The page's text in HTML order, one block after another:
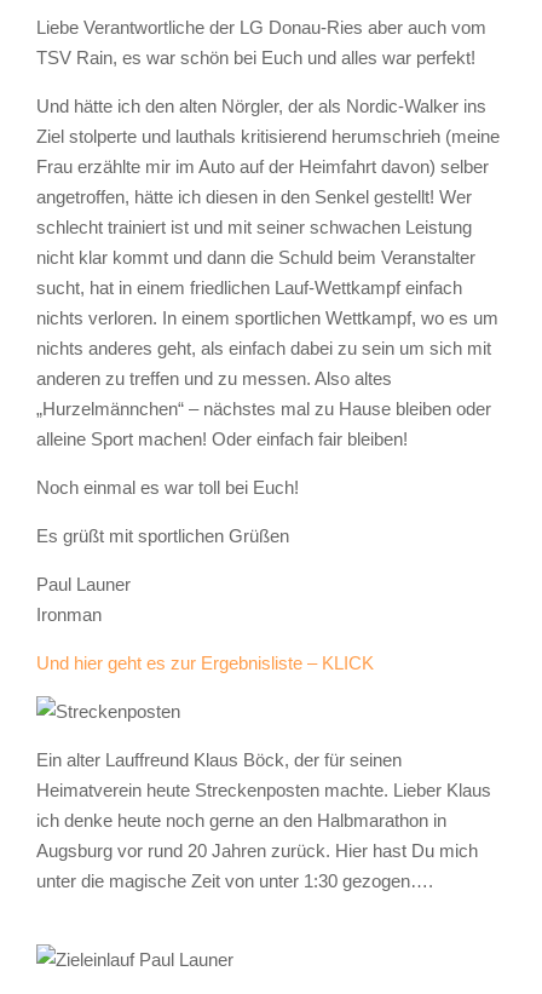
Liebe Verantwortliche der LG Donau-Ries aber auch vom
TSV Rain, es war schön bei Euch und alles war perfekt!
Und hätte ich den alten Nörgler, der als Nordic-Walker ins
Ziel stolperte und lauthals kritisierend herumschrieh (meine
Frau erzählte mir im Auto auf der Heimfahrt davon) selber
angetroffen, hätte ich diesen in den Senkel gestellt! Wer
schlecht trainiert ist und mit seiner schwachen Leistung
nicht klar kommt und dann die Schuld beim Veranstalter
sucht, hat in einem friedlichen Lauf-Wettkampf einfach
nichts verloren. In einem sportlichen Wettkampf, wo es um
nichts anderes geht, als einfach dabei zu sein um sich mit
anderen zu treffen und zu messen. Also altes
„Hurzelmännchen“ – nächstes mal zu Hause bleiben oder
alleine Sport machen! Oder einfach fair bleiben!
Noch einmal es war toll bei Euch!
Es grüßt mit sportlichen Grüßen
Paul Launer
Ironman
Und hier geht es zur Ergebnisliste – KLICK
Ein alter Lauffreund Klaus Böck, der für seinen
Heimatverein heute Streckenposten machte. Lieber Klaus
ich denke heute noch gerne an den Halbmarathon in
Augsburg vor rund 20 Jahren zurück. Hier hast Du mich
unter die magische Zeit von unter 1:30 gezogen….